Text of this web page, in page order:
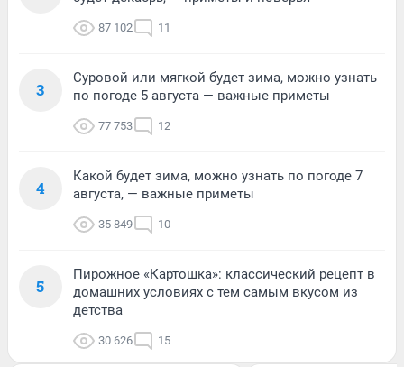
87 102 11
3
Суровой или мягкой будет зима, можно узнать
по погоде 5 августа — важные приметы
77 753 12
4
Какой будет зима, можно узнать по погоде 7
августа, — важные приметы
35 849 10
5
Пирожное «Картошка»: классический рецепт в
домашних условиях с тем самым вкусом из
детства
30 626 15